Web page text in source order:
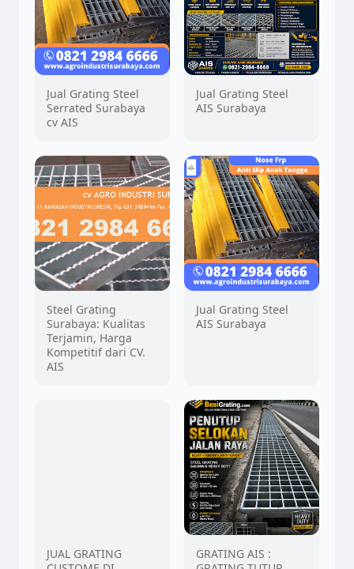
Jual Grating Steel
Serrated Surabaya
cv AIS
Jual Grating Steel
AIS Surabaya
Steel Grating
Surabaya: Kualitas
Terjamin, Harga
Kompetitif dari CV.
AIS
Jual Grating Steel
AIS Surabaya
SURABAYA 6718
GRATING AIS :